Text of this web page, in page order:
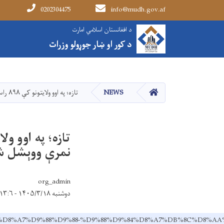
د افغانستان اسلامي امارت
د کور او ښار جوړولو وزرات
info@mudh.gov.af
0202304475
Main navigation
د افغانستان اسلامي امارت
د کور او ښار جوړولو وزرات
کور NEWS تازه؛ په اوو ولایتونو کې ۸۹۸ راستنو شویو مهاجرو کورنیو ته د استوګنې نمرې ووېشل شوې
نمرې
org_admin
دوشنبه ۱۴۰۵/۳/۱۸ - ۱۳:۶